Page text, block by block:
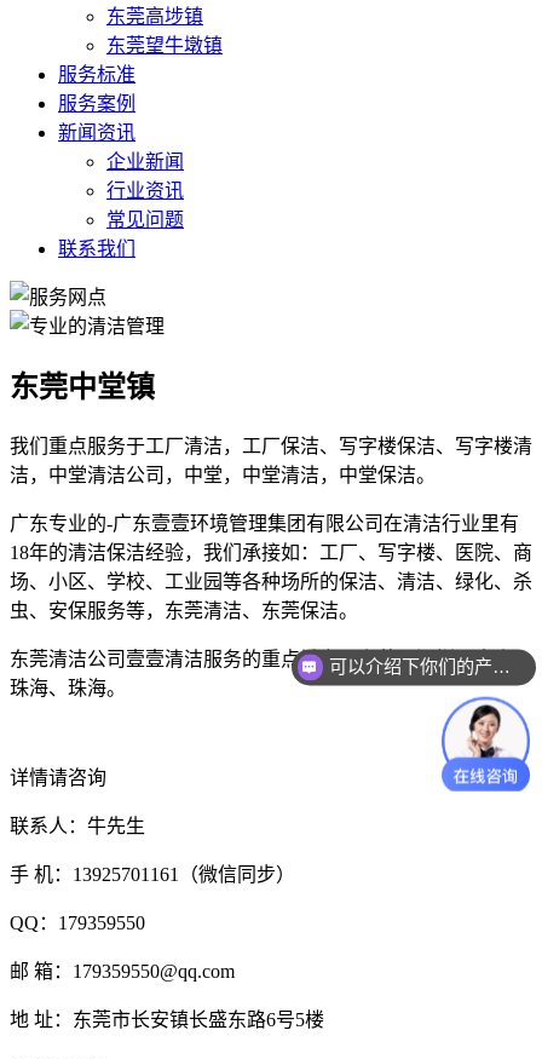
东莞高埗镇
东莞望牛墩镇
服务标准
服务案例
新闻资讯
企业新闻
行业资讯
常见问题
联系我们
东莞中堂镇
我们重点服务于工厂清洁，工厂保洁、写字楼保洁、写字楼清
洁，中堂清洁公司，中堂，中堂清洁，中堂保洁。
广东专业的-广东壹壹环境管理集团有限公司在清洁行业里有
18年的清洁保洁经验，我们承接如：工厂、写字楼、医院、商
场、小区、学校、工业园等各种场所的保洁、清洁、绿化、杀
虫、安保服务等，东莞清洁、东莞保洁。
东莞清洁公司壹壹清洁服务的重点城市：东莞、深圳、中山、
珠海、珠海。
详情请咨询
联系人：牛先生
手 机：13925701161（微信同步）
QQ：179359550
邮 箱：179359550@qq.com
地 址：东莞市长安镇长盛东路6号5楼
可以介绍下你们的产品么？